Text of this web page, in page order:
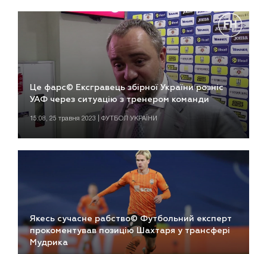
Це фарс© Ексгравець збірної України розніс
УАФ через ситуацію з тренером команди
15:08, 25 травня 2023 | ФУТБОЛ УКРАЇНИ
Якесь сучасне рабство© Футбольний експерт
прокоментував позицію Шахтаря у трансфері
Мудрика